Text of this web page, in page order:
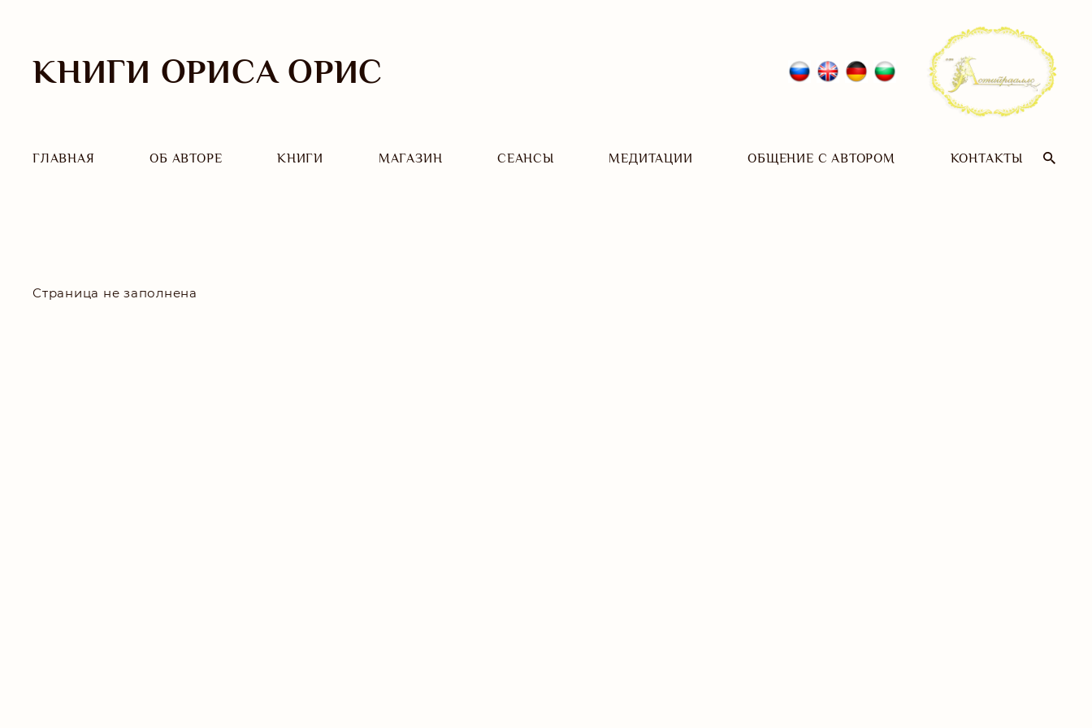
КНИГИ ОРИСА ОРИС
ГЛАВНАЯ ОБ АВТОРЕ КНИГИ МАГАЗИН CЕАНСЫ МЕДИТАЦИИ ОБЩЕНИЕ С АВТОРОМ КОНТАКТЫ
Страница не заполнена